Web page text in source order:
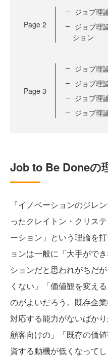
Page 2
ジョブ理
ジョブ理
ション
Page 3
ジョブ理
ジョブ理
ジョブ理
ジョブ理
Job to Be Doneの
『イノベーションのジレ
ったクレイトン・クリス
ーション」という理論を
ョンは一般に「大手がで
ションだと思われがちだ
くない」「価値観を変え
のがよいだろう。既存企
対応する能力がないばか
顧客向けの」「既存の価
資する動機が低くなってし